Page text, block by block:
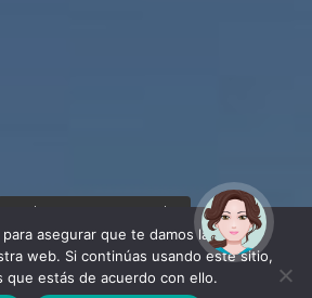
asegurar que te damos la mejor
web. Si continúas usando este sitio,
que estás de acuerdo con ello.
¡Hola! Soy Noy. ¿Puedo
ayudarte?